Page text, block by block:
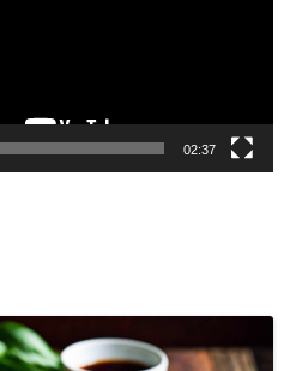
02:37